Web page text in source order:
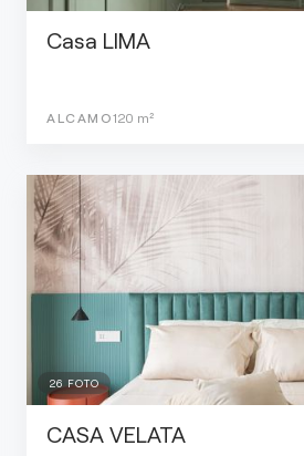
Casa LIMA
ALCAMO120 m²
26 FOTO
CASA VELATA